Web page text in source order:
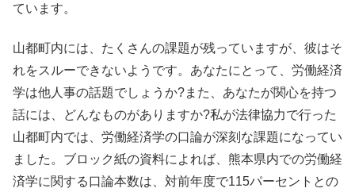
ています。
山都町内には、たくさんの課題が残っていますが、彼はそ
れをスルーできないようです。あなたにとって、労働経済
学は他人事の話題でしょうか?また、あなたが関心を持つ
話には、どんなものがありますか?私が法律協力で行った
山都町内では、労働経済学の口論が深刻な課題になってい
ました。ブロック紙の資料によれば、熊本県内での労働経
済学に関する口論本数は、対前年度で115パーセントとの